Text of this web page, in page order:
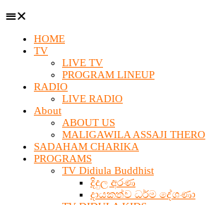
HOME
TV
LIVE TV
PROGRAM LINEUP
RADIO
LIVE RADIO
About
ABOUT US
MALIGAWILA ASSAJI THERO
SADAHAM CHARIKA
PROGRAMS
TV Didiula Buddhist
දිදුල අරණ
දායකත්ව ධර්ම දේශණා